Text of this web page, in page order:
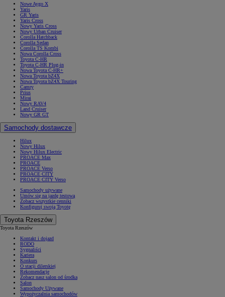
Nowe Aygo X
Yaris
GR Yaris
Yaris Cross
Nowy Yaris Cross
Nowy Urban Cruiser
Corolla Hatchback
Corolla Sedan
Corolla TS Kombi
Nowa Corolla Cross
Toyota C-HR
Toyota C-HR Plug-in
Nowa Toyota C-HR+
Nowa Toyota bZ4X
Nowa Toyota bZ4X Touring
Camry
Prius
Mirai
Nowy RAV4
Land Cruiser
Nowy GR GT
Samochody dostawcze
Hilux
Nowy Hilux
Nowy Hilux Electric
PROACE Max
PROACE
PROACE Verso
PROACE CITY
PROACE CITY Verso
Samochody używane
Umów się na jazdę testową
Zobacz wszystkie cenniki
Konfiguruj swoją Toyotę
Toyota Rzeszów
Toyota Rzeszów
Kontakt i dojazd
RODO
Sygnaliści
Kariera
Konkurs
O stacji dilerskiej
Rekomendacje
Zobacz nasz salon od środka
Salon
Samochody Używane
Wypożyczalnia samochodów